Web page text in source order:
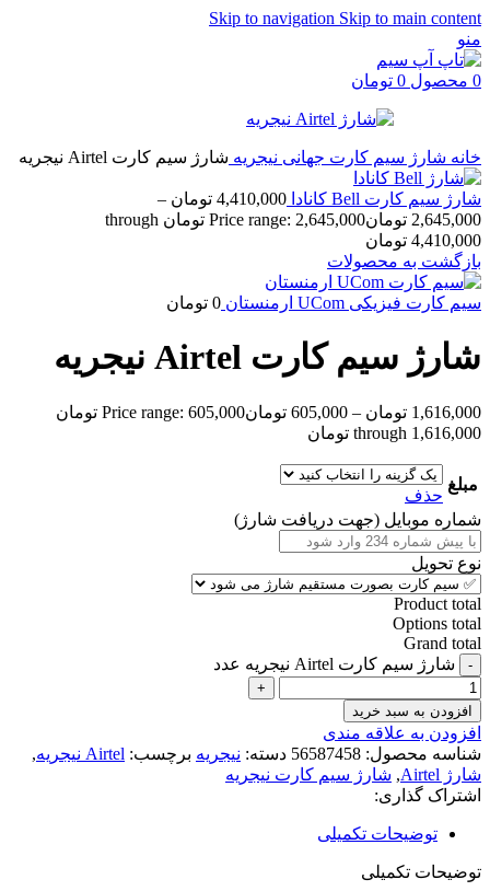
Skip to navigation Skip to main content
منو
0 محصول 0 تومان
خانه شارژ سیم کارت جهانی نیجریه شارژ سیم کارت Airtel نیجریه
شارژ سیم کارت Bell کانادا 4,410,000 تومان –
2,645,000 تومان
Price range: 2,645,000 تومان through
4,410,000 تومان
بازگشت به محصولات
سیم کارت فیزیکی UCom ارمنستان 0 تومان
شارژ سیم کارت Airtel نیجریه
1,616,000 تومان –
605,000 تومان
Price range: 605,000 تومان
through 1,616,000 تومان
مبلغ
حذف
شماره موبایل (جهت دریافت شارژ)
نوع تحویل
Product total
Options total
Grand total
شارژ سیم کارت Airtel نیجریه عدد
افزودن به سبد خرید
افزودن به علاقه مندی
شناسه محصول: 56587458 دسته: نیجریه برچسب: Airtel نیجریه
,
شارژ Airtel
, شارژ سیم کارت نیجریه
اشتراک گذاری:
توضیحات تکمیلی
توضیحات تکمیلی